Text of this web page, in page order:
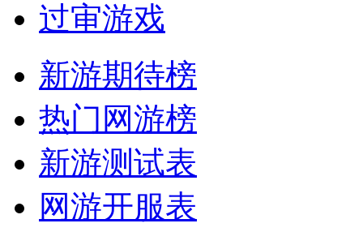
过审游戏
新游期待榜
热门网游榜
新游测试表
网游开服表